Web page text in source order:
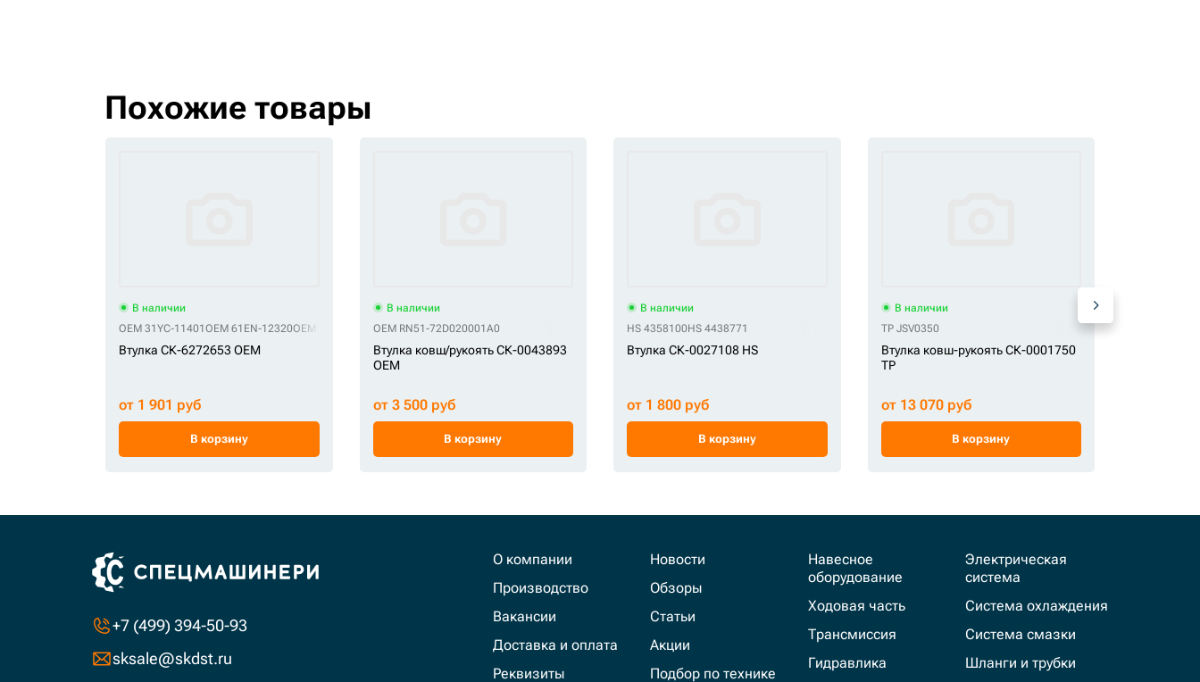
Похожие товары
В наличии
OEM 31YC-11401 OEM 61EN-12320OEM X124-102100
Втулка СК-6272653 OEM
от 1 901 руб
В корзину
В наличии
OEM RN51-72D020001A0
Втулка ковш/рукоять СК-0043893
OEM
от 3 500 руб
В корзину
В наличии
HS 4358100HS 4438771
Втулка СК-0027108 HS
от 1 800 руб
В корзину
В наличии
TP JSV0350
Втулка ковш-рукоять СК-0001750
TP
от 13 070 руб
В корзину
+7 (499) 394-50-93
sksale@skdst.ru
О компании
Производство
Вакансии
Доставка и оплата
Реквизиты
Новости
Обзоры
Статьи
Акции
Подбор по технике
Навесное
оборудование
Ходовая часть
Трансмиссия
Гидравлика
Электрическая
система
Система охлаждения
Система смазки
Шланги и трубки